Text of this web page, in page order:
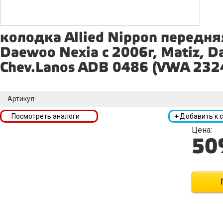
колодка Allied Nippon
Daewoo Nexia c 2006г, Matiz,
Chev.Lanos ADB 0486 (VWA
Артикул:
+Добавить к
Посмотреть аналоги
Цена: